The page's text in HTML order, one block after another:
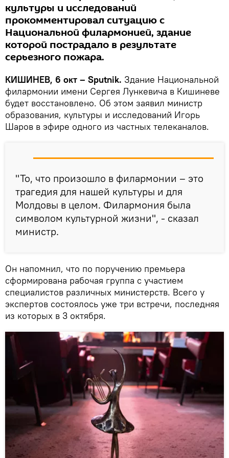
культуры и исследований
прокомментировал ситуацию с
Национальной филармонией, здание
которой пострадало в результате
серьезного пожара.
КИШИНЕВ, 6 окт – Sputnik. Здание Национальной
филармонии имени Сергея Лункевича в Кишиневе
будет восстановлено. Об этом заявил министр
образования, культуры и исследований Игорь
Шаров в эфире одного из частных телеканалов.
"То, что произошло в филармонии – это
трагедия для нашей культуры и для
Молдовы в целом. Филармония была
символом культурной жизни", - сказал
министр.
Он напомнил, что по поручению премьера
сформирована рабочая группа с участием
специалистов различных министерств. Всего у
экспертов состоялось уже три встречи, последняя
из которых в 3 октября.